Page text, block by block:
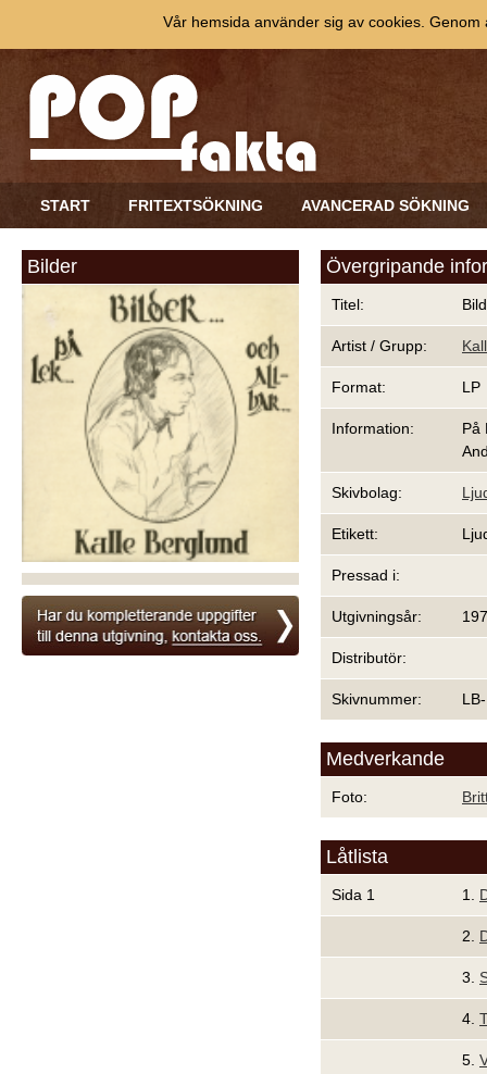
START FRITEXTSÖKNING AVANCERAD SÖKNING
Bilder Övergripande
Titel:
Artist / Grupp:
Format: LP
Information:
På
Skivbolag:
Etikett:
Pressad i:
Utgivningsår:
Distributör:
Skivnummer:
Medverkande
Foto:
Låtlista
Sida 1 1.
2.
3.
4.
5.
Vår hemsida använder sig av cookies.